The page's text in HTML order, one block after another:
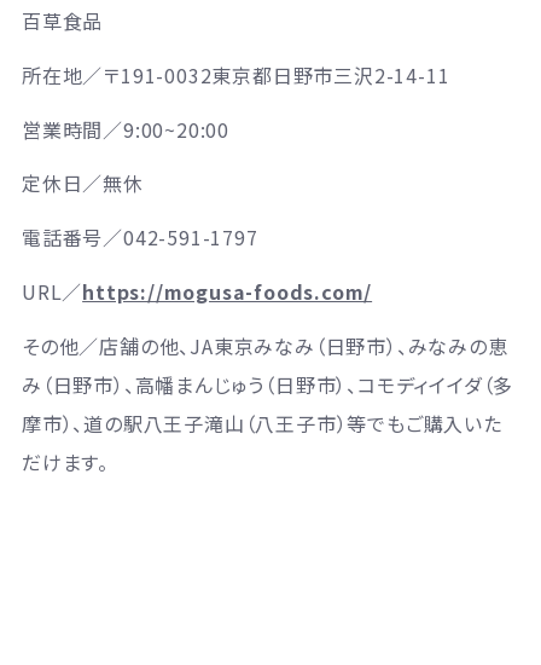
百草食品
所在地／〒191-0032東京都日野市三沢2-14-11
営業時間／9:00~20:00
定休日／無休
電話番号／042-591-1797
URL／https://mogusa-foods.com/
その他／店舗の他、JA東京みなみ（日野市）、みなみの恵
み（日野市）、高幡まんじゅう（日野市）、コモディイイダ（多
摩市）、道の駅八王子滝山（八王子市）等でもご購入いた
だけます。